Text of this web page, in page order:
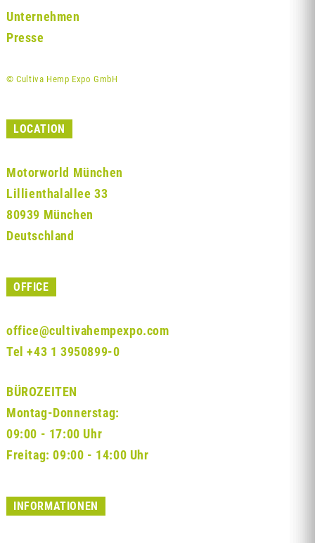
Unternehmen
Presse
© Cultiva Hemp Expo GmbH
LOCATION
Motorworld München
Lillienthalallee 33
80939 München
Deutschland
OFFICE
office@cultivahempexpo.com
Tel +43 1 3950899-0
BÜROZEITEN
Montag-Donnerstag:
09:00 - 17:00 Uhr
Freitag: 09:00 - 14:00 Uhr
INFORMATIONEN